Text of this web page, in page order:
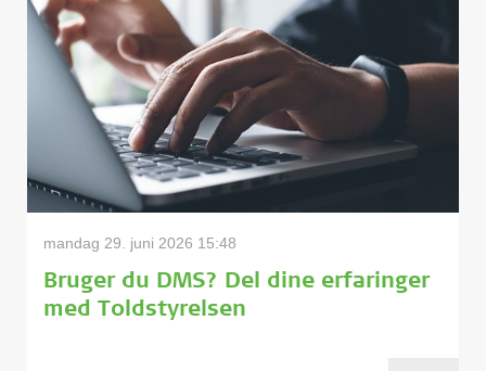
mandag 29. juni 2026 15:48
Bruger du DMS? Del dine erfaringer
med Toldstyrelsen